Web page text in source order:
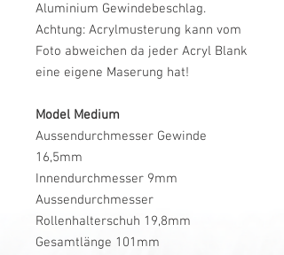
Aluminium Gewindebeschlag.
Achtung: Acrylmusterung kann vom
Foto abweichen da jeder Acryl Blank
eine eigene Maserung hat!
Model Medium
Aussendurchmesser Gewinde
16,5mm
Innendurchmesser 9mm
Aussendurchmesser
Rollenhalterschuh 19,8mm
Gesamtlänge 101mm